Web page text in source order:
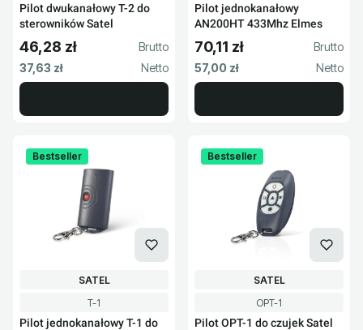
Pilot dwukanałowy T-2 do
sterowników Satel
Cena brutto
46,28 zł
Cena netto
37,63 zł
Pilot jednokanałowy
AN200HT 433Mhz Elmes
Cena brutto
70,11 zł
Cena netto
57,00 zł
Bestseller
Kod produktu
T-1
Pilot jednokanałowy T-1 do
PRODUCENT
SATEL
Bestseller
Kod produktu
OPT-1
Pilot OPT-1 do czujek Satel
PRODUCENT
SATEL